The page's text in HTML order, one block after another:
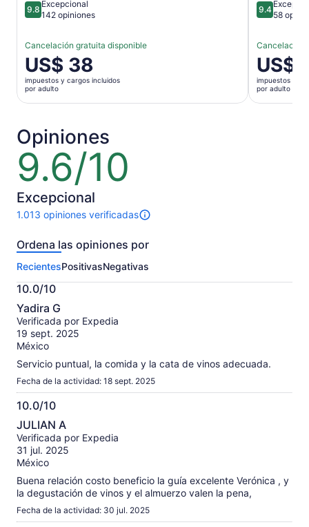
9.89.8 de 10
Excepcional
142 opiniones
Cancelación gratuita disponible
El
precio
es
de
por
adulto
US$ 38
impuestos y cargos incluidos
por adulto
9.49.4 de 10
58
Cancelación
El
precio
es
de
US$
impuestos y
por adulto
Opiniones
9.6/10
9.6
de
10
Excepcional
1.013 opiniones verificadas
1013
sobre
actividad.
Más
información
sobre
las
opiniones
verificadas
Ordena las opiniones por
RecientesPositivasNegativas
10.0/10
10.0
de
10
Yadira G
Verificada por Expedia
19 sept. 2025
México
Servicio puntual, la comida y la cata de vinos adecuada.
Fecha de la actividad: 18 sept. 2025
10.0/10
10.0
de
10
JULIAN A
Verificada por Expedia
31 jul. 2025
México
Buena relación costo beneficio la guía excelente Verónica , y
la degustación de vinos y el almuerzo valen la pena,
Fecha de la actividad: 30 jul. 2025